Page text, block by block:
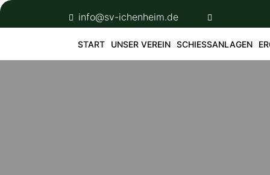
Skip
info@sv-ichenheim.de
START UNSER VEREIN SCHIESSANLAGEN